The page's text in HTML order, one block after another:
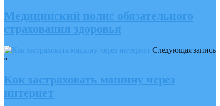
Медицинский полис обязательного
страхования здоровья
Следующая запись
»
Как застраховать машину через
интернет